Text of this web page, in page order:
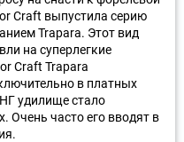
Craft выпустила серию
Trapara. Этот вид
на суперлегкие
Craft Trapara
в платных
удилище стало
Очень часто его вводят в